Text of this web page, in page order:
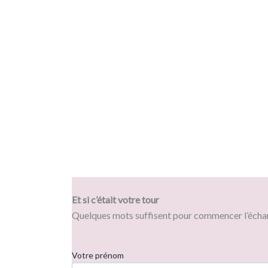
Et si c’était votre tour
Quelques mots suffisent pour commencer
Votre prénom